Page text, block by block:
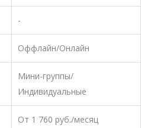
-
Оффлайн/Онлайн
Мини-группы/
Индивидуальные
От 1 760 руб./месяц